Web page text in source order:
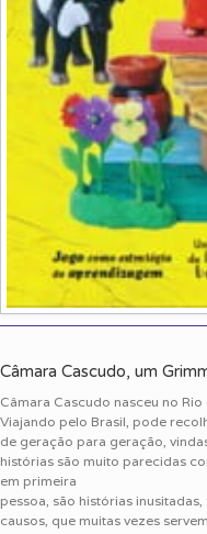
Câmara Cascudo, um
Câmara Cascudo nasceu no
Viajando pelo Brasil, pode
de geração para geração,
histórias são muito parecidas
em primeira
pessoa, são histórias
causos, que muitas vezes